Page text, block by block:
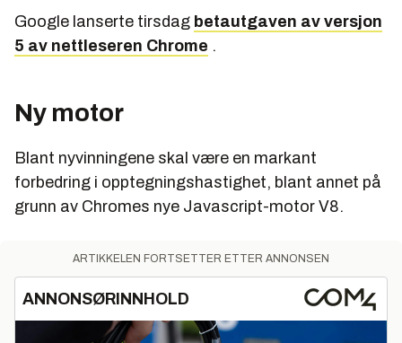
Google lanserte tirsdag betautgaven av versjon
5 av nettleseren Chrome .
Ny motor
Blant nyvinningene skal være en markant
forbedring i opptegningshastighet, blant annet på
grunn av Chromes nye Javascript-motor V8.
ARTIKKELEN FORTSETTER ETTER ANNONSEN
ANNONSØRINNHOLD